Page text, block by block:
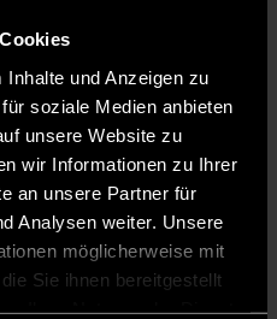
und Anzeigen zu
soziale Medien anbieten
unsere Website zu
wir Informationen zu Ihrer
an unsere Partner für
Analysen weiter. Unsere
möglicherweise mit
Sie ihnen bereitgestellt